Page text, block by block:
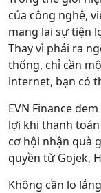
của công nghệ,
mang lại sự tiện
Thay vì phải ra
thống, chỉ cần
internet, bạn có
EVN Finance
lợi khi thanh
cơ hội nhận quà
quyền từ Gojek,
Không cần lo